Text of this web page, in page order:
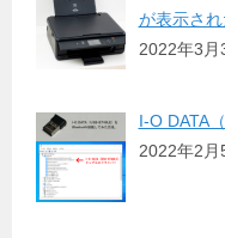
が表示さ
2022年3月
I-O DATA
2022年2月